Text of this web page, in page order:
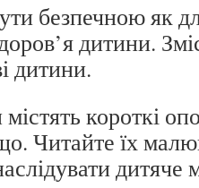
безпечною як
дитини.
дитини.
короткі
Читайте їх
дитяче